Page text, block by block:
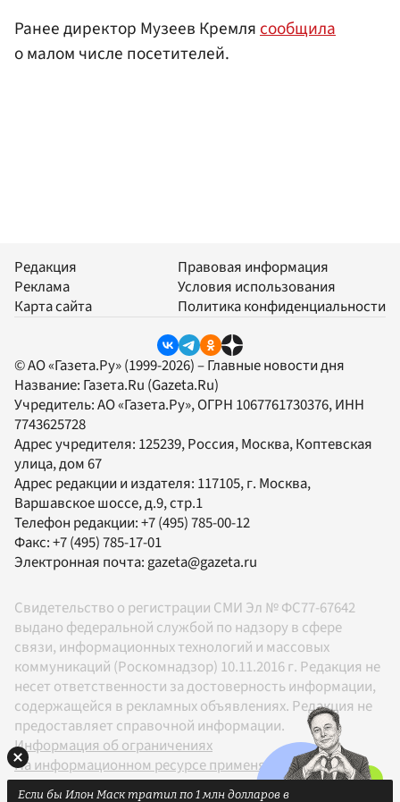
Ранее директор Музеев Кремлясообщила
о малом числе посетителей.
Редакция
Реклама
Карта сайта
Правовая информация
Условия использования
Политика конфиденциальности
© АО «Газета.Ру» (1999-2026) – Главные новости дня
Название: Газета.Ru (Gazeta.Ru)
Учредитель:АО «Газета.Ру», ОГРН 1067761730376, ИНН
7743625728
Адрес учредителя: 125239, Россия, Москва, Коптевская
улица, дом 67
Адрес редакции и издателя: 117105, г. Москва,
Варшавское шоссе, д.9, стр.1
Телефон редакции:+7 (495) 785-00-12
Факс:+7 (495) 785-17-01
Электронная почта:gazeta@gazeta.ru
Свидетельство о регистрации СМИ Эл № ФС77-67642
выдано федеральной службой по надзору в сфере
связи, информационных технологий и массовых
коммуникаций (Роскомнадзор) 10.11.2016 г. Редакция не
несет ответственности за достоверность информации,
содержащейся в рекламных объявлениях. Редакция не
предоставляет справочной информации.
Информация об ограничениях
На информационном ресурсе применяются
рекомендательные технологии в соответствии с
Если бы Илон Маск тратил по 1 млн долларов в